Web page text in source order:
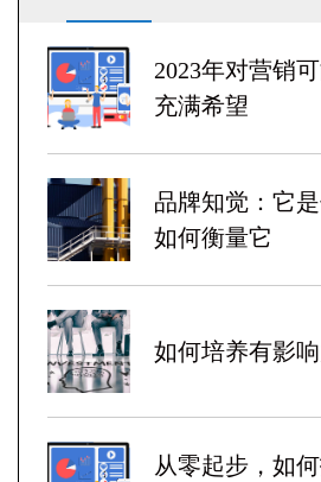
2023年对营销
充满希望
品牌知觉：它
如何衡量它
如何培养有影
从零起步，如